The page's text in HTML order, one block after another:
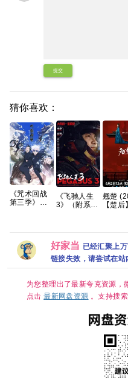
提交
猜你喜欢：
《咒术回战
第三季》
清】【内置
中文字幕】
（1.2G/集 共
133.4G）
【附1-2季
+系列】夸克
《飞驰人生
3》（附系
艺洲2026/剧
情/喜剧/运
动/4K电影 夸
翘楚‎
【楚后
集】陈
周翊然
好家当 已经汇聚上
链接失效，请尝试在站
为您整理出了最新夸克资源，
点击最新网盘资源 。支持搜